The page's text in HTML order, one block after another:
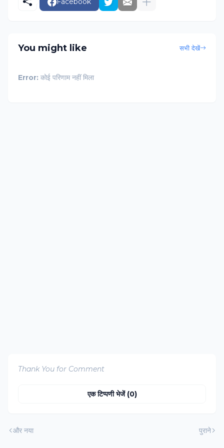
You might like सभी देखें
Error: कोई परिणाम नहीं मिला
Thank You for Comment
एक टिप्पणी भेजें (0)
और नया पुराने